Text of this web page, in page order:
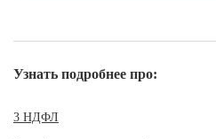
Узнать подробнее про:
3 НДФЛ